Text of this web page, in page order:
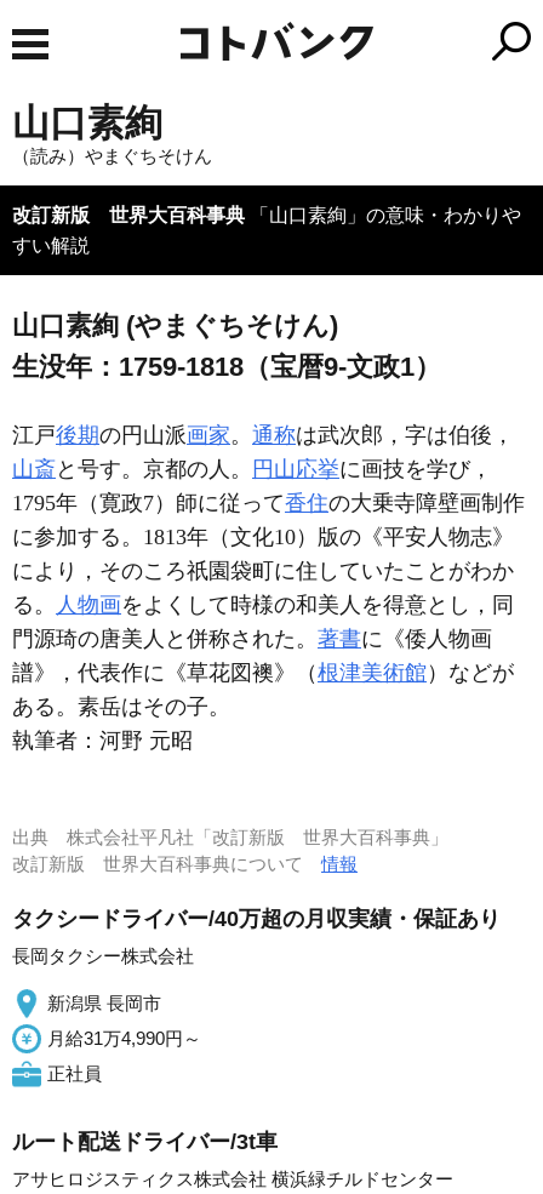
山口素絢
（読み）やまぐちそけん
改訂新版 世界大百科事典 「山口素絢」の意味・わかりや
すい解説
山口素絢 (やまぐちそけん)
生没年：1759-1818（宝暦9-文政1）
江戸後期の円山派画家。 通称は武次郎，字は伯後，
山斎と号す。京都の人。 円山応挙に画技を学び，
1795年（寛政7）師に従って香住の大乗寺障壁画制作
に参加する。1813年（文化10）版の《平安人物志》
により，そのころ祇園袋町に住していたことがわか
る。
人物画をよくして時様の和美人を得意とし，同
門源琦の唐美人と併称された。 著書に《倭人物画
譜》，代表作に《草花図襖》（根津美術館）などが
ある。素岳はその子。
執筆者： 河野 元昭
出典 株式会社平凡社「改訂新版 世界大百科事典」
改訂新版 世界大百科事典について情報
タクシードライバー/40万超の月収実績・保証あり
長岡タクシー株式会社
新潟県 長岡市
月給31万4,990円～
正社員
ルート配送ドライバー/3t車
アサヒロジスティクス株式会社 横浜緑チルドセンター